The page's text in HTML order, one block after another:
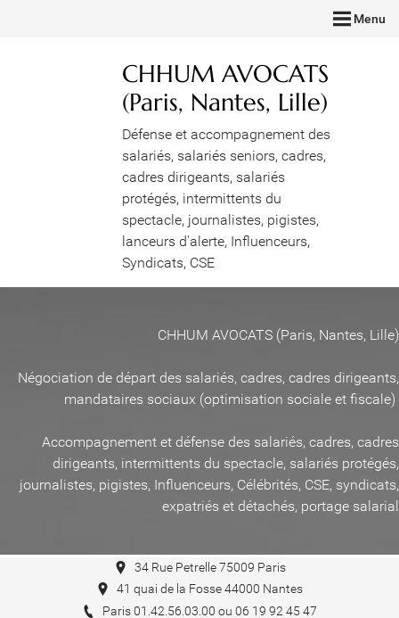
Menu
CHHUM AVOCATS
(Paris, Nantes, Lille)
Défense et accompagnement des
salariés, salariés seniors, cadres,
cadres dirigeants, salariés
protégés, intermittents du
spectacle, journalistes, pigistes,
lanceurs d'alerte, Influenceurs,
Syndicats, CSE
CHHUM AVOCATS (Paris, Nantes, Lille)
Négociation de départ des salariés, cadres, cadres dirigeants,
mandataires sociaux (optimisation sociale et fiscale)
Accompagnement et défense des salariés, cadres, cadres
dirigeants, intermittents du spectacle, salariés protégés,
journalistes, pigistes, Influenceurs, Célébrités, CSE, syndicats,
expatriés et détachés, portage salarial
34 Rue Petrelle 75009 Paris
41 quai de la Fosse 44000 Nantes
Paris 01.42.56.03.00 ou 06 19 92 45 47